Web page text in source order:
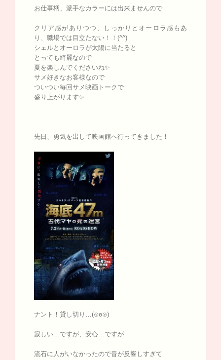
お仕事柄、派手なカラーには出来ませんので
クリア感がありつつ、しっかりとオーロラ感もあ
り、職場では目立たない！！(^^)
シェルとオーロラが太陽に当たると
とっても綺麗なので
夏を楽しんでくださいね✨
サメ好きなお客様なので
ついつい毎回サメ映画トークで
盛り上がります✨
先日、勇気を出して映画館へ行ってきました！
ナント！貸し切り…(⊙ө⊙)
寂しい…ですが、安心…ですが
流石に人がいなかったので音が反響しすぎて